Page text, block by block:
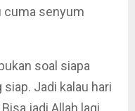
cuma senyum
soal siapa
Jadi kalau hari
jadi Allah lagi